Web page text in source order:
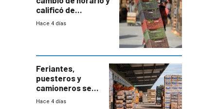
calificó de
“desproporcionado”
Hace 4 días
Feriantes,
puesteros y
camioneros se
movilizaron en
Hace 4 días